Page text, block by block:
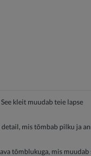
kleit muudab teie lapse
mis tõmbab pilku ja
tõmblukuga, mis muudab